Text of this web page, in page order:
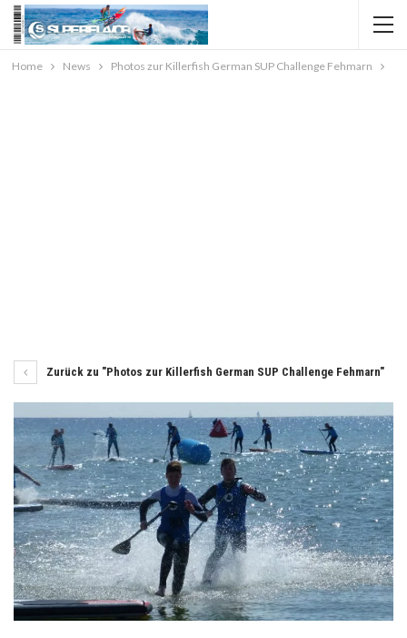
Home News Photos zur Killerfish German SUP Challenge Fehmarn
Zurück zu "Photos zur Killerfish German SUP Challenge Fehmarn"